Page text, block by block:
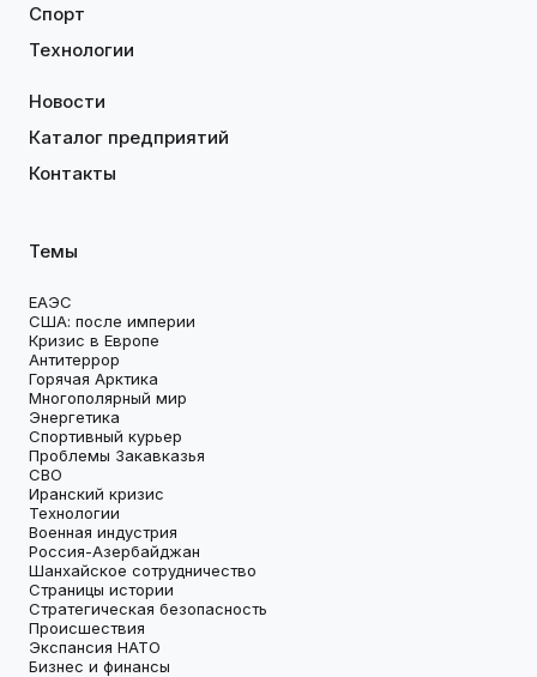
Спорт
Технологии
Новости
Каталог предприятий
Контакты
Темы
ЕАЭС
США: после империи
Кризис в Европе
Антитеррор
Горячая Арктика
Многополярный мир
Энергетика
Спортивный курьер
Проблемы Закавказья
СВО
Иранский кризис
Технологии
Военная индустрия
Россия-Азербайджан
Шанхайское сотрудничество
Страницы истории
Стратегическая безопасность
Происшествия
Экспансия НАТО
Бизнес и финансы